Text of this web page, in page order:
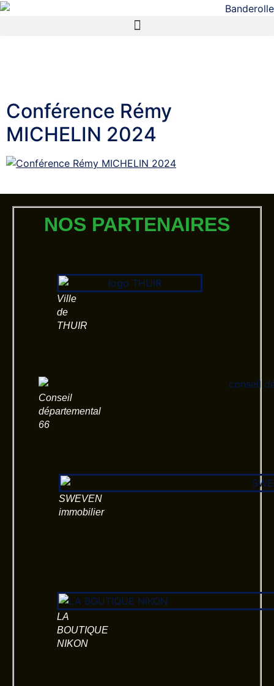
principal
Conférence Rémy
MICHELIN 2024
NOS PARTENAIRES
Ville
de
THUIR
Conseil
départemental
66
SWEVEN
immobilier
LA
BOUTIQUE
NIKON